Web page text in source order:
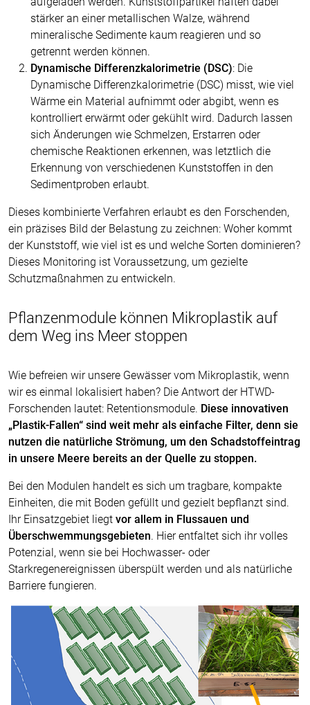
stärker an einer metallischen Walze, während
mineralische Sedimente kaum reagieren und so
getrennt werden können.
Dynamische Differenzkalorimetrie (DSC): Die
Dynamische Differenzkalorimetrie (DSC) misst, wie viel
Wärme ein Material aufnimmt oder abgibt, wenn es
kontrolliert erwärmt oder gekühlt wird. Dadurch lassen
sich Änderungen wie Schmelzen, Erstarren oder
chemische Reaktionen erkennen, was letztlich die
Erkennung von verschiedenen Kunststoffen in den
Sedimentproben erlaubt.
Dieses kombinierte Verfahren erlaubt es den Forschenden,
ein präzises Bild der Belastung zu zeichnen: Woher kommt
der Kunststoff, wie viel ist es und welche Sorten dominieren?
Dieses Monitoring ist Voraussetzung, um gezielte
Schutzmaßnahmen zu entwickeln.
Pflanzenmodule können Mikroplastik auf
dem Weg ins Meer stoppen
Wie befreien wir unsere Gewässer vom Mikroplastik, wenn
wir es einmal lokalisiert haben? Die Antwort der HTWD-
Forschenden lautet: Retentionsmodule. Diese innovativen
„Plastik-Fallen“ sind weit mehr als einfache Filter, denn sie
nutzen die natürliche Strömung, um den Schadstoffeintrag
in unsere Meere bereits an der Quelle zu stoppen.
Bei den Modulen handelt es sich um tragbare, kompakte
Einheiten, die mit Boden gefüllt und gezielt bepflanzt sind.
Ihr Einsatzgebiet liegt vor allem in Flussauen und
Überschwemmungsgebieten. Hier entfaltet sich ihr volles
Potenzial, wenn sie bei Hochwasser- oder
Starkregenereignissen überspült werden und als natürliche
Barriere fungieren.